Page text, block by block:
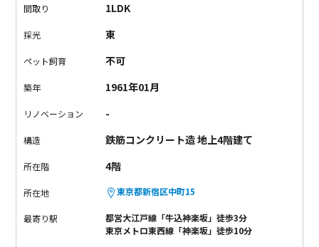
間取り 1LDK
採光 東
ペット飼育 不可
築年 1961年01月
リノベーション -
構造 鉄筋コンクリート造 地上4階建て
所在階 4階
所在地 東京都新宿区中町15
最寄り駅
都営大江戸線「牛込神楽坂」徒歩3分
東京メトロ東西線「神楽坂」徒歩10分